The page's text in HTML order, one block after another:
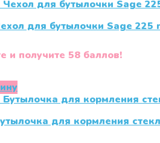
для бутылочки Sage 225
и получите 58 баллов!
для кормления